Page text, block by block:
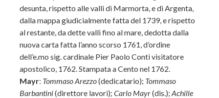
desunta, rispetto alle valli di Marmorta, e di Argenta,
dalla mappa giudicialmente fatta del 1739, e rispetto
al restante, da dette valli fino al mare, dedotta dalla
nuova carta fatta l’anno scorso 1761, d’ordine
dell’e.mo sig. cardinale Pier Paolo Conti visitatore
apostolico, 1762. Stampata a Cento nel 1762.
Mayr: Tommaso Arezzo(dedicatario); Tommaso
Barbantini(direttore lavori); Carlo Mayr(dis.); Achille